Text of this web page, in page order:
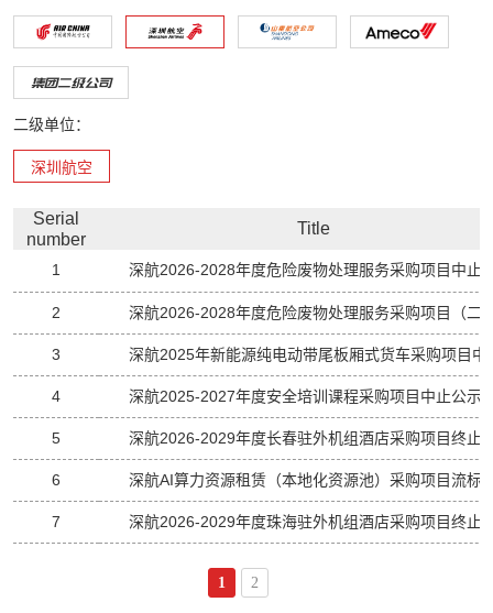
集团二级公司
二级单位：
深圳航空
Serial
number
Title
1 深航2026-2028年度危险废物处理服务采购项目中止
2
3
4 深航2025-2027年度安全培训课程采购项目中止公示
5 深航2026-2029年度长春驻外机组酒店采购项目终止
6 深航AI算力资源租赁（本地化资源池）采购项目流标
7 深航2026-2029年度珠海驻外机组酒店采购项目终止
1 2